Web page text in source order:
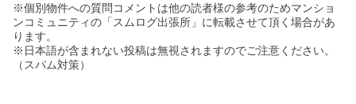
※個別物件への質問コメントは他の読者様の参考のためマンショ
ンコミュニティの「スムログ出張所」に転載させて頂く場合があ
ります。
※日本語が含まれない投稿は無視されますのでご注意ください。
（スパム対策）